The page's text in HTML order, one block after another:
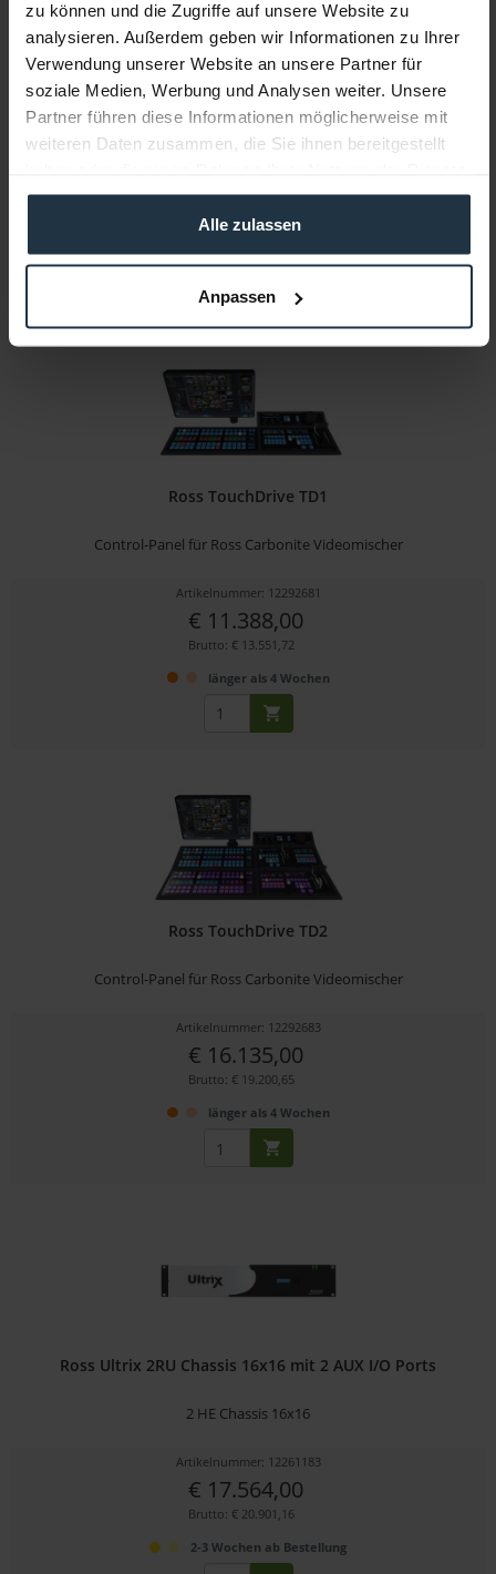
zu können und die Zugriffe auf unsere Website zu
analysieren. Außerdem geben wir Informationen zu Ihrer
Verwendung unserer Website an unsere Partner für
soziale Medien, Werbung und Analysen weiter. Unsere
Partner führen diese Informationen möglicherweise mit
weiteren Daten zusammen, die Sie ihnen bereitgestellt
gesammelt haben.
Alle zulassen
Anpassen
Ross TouchDrive TD1C
Control-Panel für Ross Carbonite Videomischer
Ross TouchDrive TD1
Control-Panel für Ross Carbonite Videomischer
Artikelnummer: 12292681
€ 11.388,00
Brutto: € 13.551,72
länger als 4 Wochen
Ross TouchDrive TD2
Control-Panel für Ross Carbonite Videomischer
Artikelnummer: 12292683
€ 16.135,00
Brutto: € 19.200,65
länger als 4 Wochen
Ross Ultrix 2RU Chassis 16x16 mit 2 AUX I/O Ports
2 HE Chassis 16x16
Artikelnummer: 12261183
€ 17.564,00
Brutto: € 20.901,16
2-3 Wochen ab Bestellung